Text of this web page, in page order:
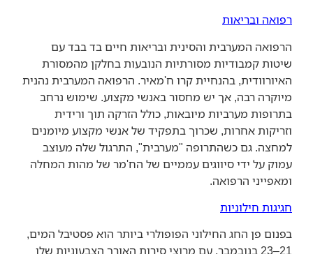
רפואה ובריאות
הרפואה המערבית והסינית ובריאות חיים בד בבד עם
שיטות קמבודיות מסורתיות הנובעות בחלקן מהמסורת
האיורוודית, בהנחיית קרו ח'מאיר. הרפואה המערבית נהנית
מיוקרה רבה, אך יש מחסור באנשי מקצוע. שימוש נרחב
בתרופות מערביות מיובאות, כולל הזרקה תוך ורידית
וזריקות אחרות, שכרוך בתפקיד של אנשי מקצוע מיומנים
למחצה. גם כשהתרופה "מערבית", התרגול שלה מעוצב
עמוק על ידי סיווגים עממיים של הח'מר של מהות המחלה
ומאפייני הרפואה.
חגיגות חילוניות
בפנום פן החג החילוני הפופולרי ביותר הוא פסטיבל המים,
21–23 בנובמבר, עם מרוצי סירות האורך הצבעוניות שלו